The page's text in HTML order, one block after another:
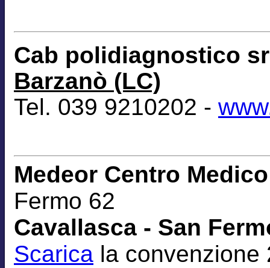
Cab polidiagnostico
Barzanò (LC)
Tel. 039 9210202 -
Medeor Centro
Fermo 62
Cavallasca - San
Scarica la convenzione